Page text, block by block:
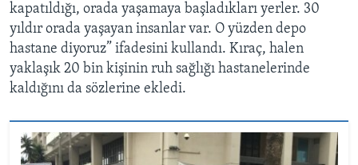
kapatıldığı, orada yaşamaya başladıkları yerler. 30
yıldır orada yaşayan insanlar var. O yüzden depo
hastane diyoruz” ifadesini kullandı. Kıraç, halen
yaklaşık 20 bin kişinin ruh sağlığı hastanelerinde
kaldığını da sözlerine ekledi.